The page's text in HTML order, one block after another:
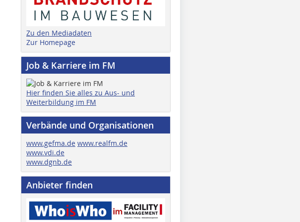
Zu den Mediadaten
Zur Homepage
Job & Karriere im FM
Hier finden Sie alles zu Aus- und
Weiterbildung im FM
Verbände und Organisationen
www.gefma.de www.realfm.de
www.vdi.de
www.dgnb.de
Anbieter finden